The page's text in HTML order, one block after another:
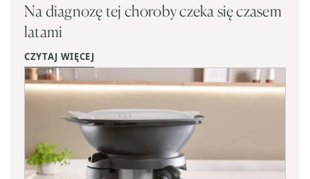
Na diagnozę tej choroby czeka się czasem
latami
CZYTAJ WIĘCEJ